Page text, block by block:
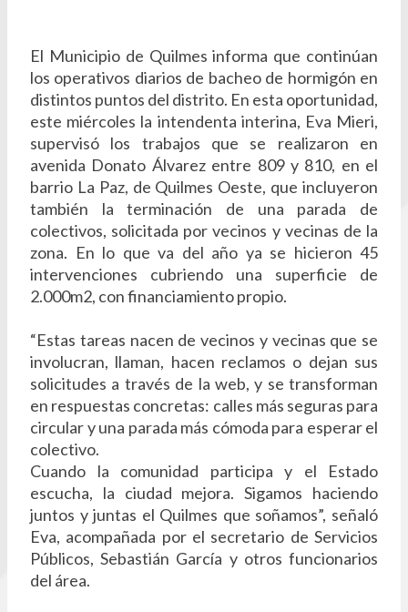
El Municipio de Quilmes informa que continúan
los operativos diarios de bacheo de hormigón en
distintos puntos del distrito. En esta oportunidad,
este miércoles la intendenta interina, Eva Mieri,
supervisó los trabajos que se realizaron en
avenida Donato Álvarez entre 809 y 810, en el
barrio La Paz, de Quilmes Oeste, que incluyeron
también la terminación de una parada de
colectivos, solicitada por vecinos y vecinas de la
zona. En lo que va del año ya se hicieron 45
intervenciones cubriendo una superficie de
2.000m2, con financiamiento propio.
“Estas tareas nacen de vecinos y vecinas que se
involucran, llaman, hacen reclamos o dejan sus
solicitudes a través de la web, y se transforman
en respuestas concretas: calles más seguras para
circular y una parada más cómoda para esperar el
colectivo.
Cuando la comunidad participa y el Estado
escucha, la ciudad mejora. Sigamos haciendo
juntos y juntas el Quilmes que soñamos”, señaló
Eva, acompañada por el secretario de Servicios
Públicos, Sebastián García y otros funcionarios
del área.